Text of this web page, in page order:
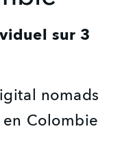
sur 3
nomads
Colombie